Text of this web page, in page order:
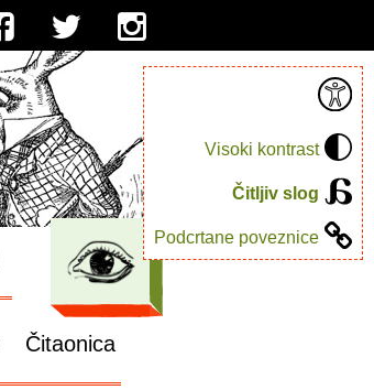
Visoki kontrast
Čitljiv slog
Podcrtane poveznice
Čitaonica